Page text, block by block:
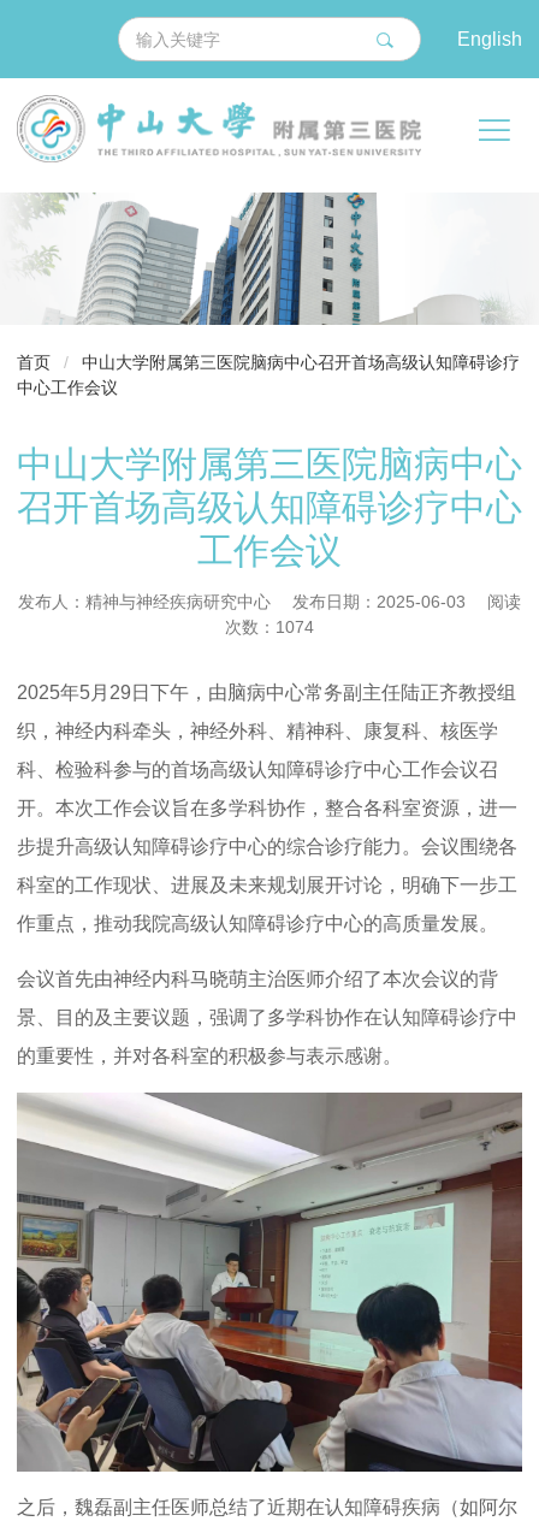
English
导
航
迹
首页 /
中山大学附属第三医院脑病中心召开首场高级认知障碍诊疗
中心工作会议
中山大学附属第三医院脑病中心
召开首场高级认知障碍诊疗中心
工作会议
发布人：精神与神经疾病研究中心 发布日期：2025-06-03
阅读
次数：1074
2025年5月29日下午，由脑病中心常务副主任陆正齐教授组
织，神经内科牵头，神经外科、精神科、康复科、核医学
科、检验科参与的首场高级认知障碍诊疗中心工作会议召
开。本次工作会议旨在多学科协作，整合各科室资源，进一
步提升高级认知障碍诊疗中心的综合诊疗能力。会议围绕各
科室的工作现状、进展及未来规划展开讨论，明确下一步工
作重点，推动我院高级认知障碍诊疗中心的高质量发展。
会议首先由神经内科马晓萌主治医师介绍了本次会议的背
景、目的及主要议题，强调了多学科协作在认知障碍诊疗中
的重要性，并对各科室的积极参与表示感谢。
之后，魏磊副主任医师总结了近期在认知障碍疾病（如阿尔